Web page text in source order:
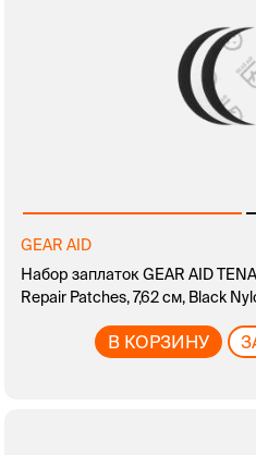
GEAR AID
Набор заплаток GEAR AID
Repair Patches, 7,62 см, Black
В КОРЗИНУ